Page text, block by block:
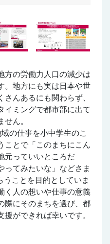
方の労働力人口の減少は
。地方にも実は日本や世
んあるにも関わらず、
イミングで都市部に出て
せん。
域の仕事を小中学生のこ
ことで「このまちにこん
元っていいところだ
ってみたいな」などさま
ことを目的としていま
く人の想いや仕事の意義
際にそのまちを選び、都
ができれば幸いです。